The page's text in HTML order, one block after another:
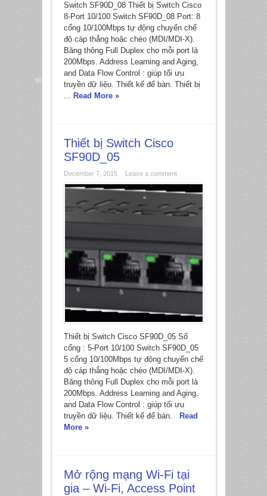
Switch SF90D_08 Thiết bị Switch Cisco
8-Port 10/100 Switch SF90D_08 Port: 8
cổng 10/100Mbps tự động chuyển chế
độ cáp thẳng hoặc chéo (MDI/MDI-X).
Băng thông Full Duplex cho mỗi port là
200Mbps. Address Learning and Aging,
and Data Flow Control : giúp tối ưu
truyền dữ liệu. Thiết kế để bàn. Thiết bị
... Read More »
Thiết bị Switch Cisco
SF90D_05
December 7, 2015 Leave a comment
Thiết bị Switch Cisco SF90D_05 Số
cổng : 5-Port 10/100 Switch SF90D_05
5 cổng 10/100Mbps tự động chuyển chế
độ cáp thẳng hoặc chéo (MDI/MDI-X).
Băng thông Full Duplex cho mỗi port là
200Mbps. Address Learning and Aging,
and Data Flow Control : giúp tối ưu
truyền dữ liệu. Thiết kế để bàn.
Read
More »
Mở rộng mạng Wi-Fi tại
gia – Wi-Fi, Access Point
*
*